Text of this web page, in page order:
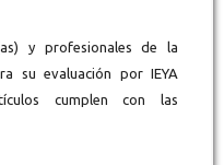
y profesionales de la
su evaluación por IEYA
cumplen con las